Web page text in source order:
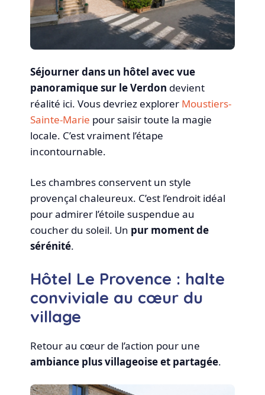
Séjourner dans un hôtel avec vue
panoramique sur le Verdon devient
réalité ici. Vous devriez explorer Moustiers-
Sainte-Marie pour saisir toute la magie
locale. C’est vraiment l’étape
incontournable.
Les chambres conservent un style
provençal chaleureux. C’est l’endroit idéal
pour admirer l’étoile suspendue au
coucher du soleil. Un pur moment de
sérénité.
Hôtel Le Provence : halte
conviviale au cœur du
village
Retour au cœur de l’action pour une
ambiance plus villageoise et partagée.